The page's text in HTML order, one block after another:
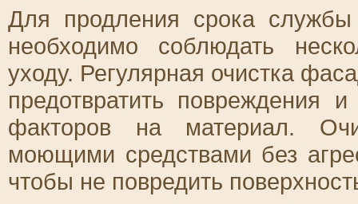
Для продления срока
необходимо соблюдать
уходу. Регулярная очистка
предотвратить повреждения
факторов на материал.
моющими средствами без
чтобы не повредить